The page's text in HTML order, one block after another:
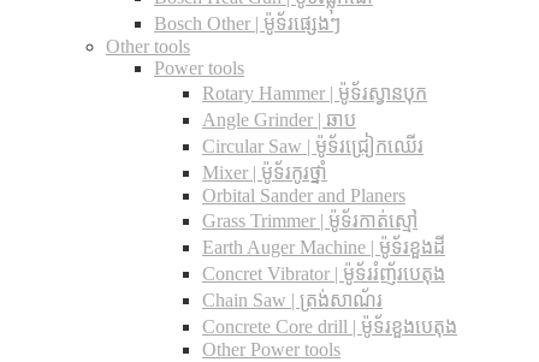
Bosch Other | ម៉ូទ័រផ្សេងៗ
Other tools
Power tools
Rotary Hammer | ម៉ូទ័រស្វានបុក
Angle Grinder | ឆាប
Circular Saw​ | ម៉ូទ័រជ្រៀកឈើរ
Mixer | ម៉ូទ័រកូរថ្នាំ
Orbital Sander and Planers
Grass Trimmer | ម៉ូទ័រកាត់ស្មៅ
Earth Auger Machine | ម៉ូទ័រខួងដី
Concret Vibrator | ម៉ូទ័ររំញ័របេតុង
Chain Saw | ត្រង់សាណ័រ
Concrete Core drill | ម៉ូទ័រខួងបេតុង
Other Power tools